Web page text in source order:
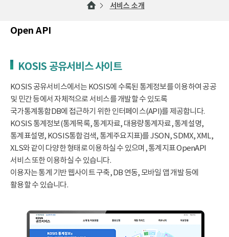
서비스 소개
Open API
KOSIS 공유서비스 사이트
KOSIS 공유서비스에서는 KOSIS에 수록된 통계정보를 이용하여 공공
및 민간 등에서 자체적으로 서비스를 개발할 수 있도록
국가통계통합DB에 접근하기 위한 인터페이스(API)를 제공합니다.
KOSIS 통계정보(통계목록, 통계자료, 대용량통계자료, 통계설명,
통계표설명, KOSIS통합검색, 통계주요지표)를 JSON, SDMX, XML,
XLS와 같이 다양한 형태로 이용하실 수 있으며, 통계지표 OpenAPI
서비스 또한 이용하실 수 있습니다.
이용자는 통계 기반 웹사이트 구축, DB 연동, 모바일 앱 개발 등에
활용할 수 있습니다.